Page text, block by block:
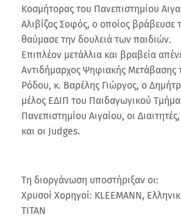
Κοσμήτορας του Πανεπιστημίου
Αλιβίζος Σοφός, ο οποίος βράβευσε
θαύμασε την δουλειά των παιδιών.
Επιπλέον μετάλλια και βραβεία
Αντιδήμαρχος Ψηφιακής Μετάβασης
Ρόδου, κ. Βαρέλης Γιώργος, ο
μέλος ΕΔΙΠ του Παιδαγωγικού
Πανεπιστημίου Αιγαίου, οι
και οι Judges.
Τη διοργάνωση υποστήριξαν οι:
Χρυσοί Χορηγοί: KLEEMANN,
ΤΙΤΑΝ